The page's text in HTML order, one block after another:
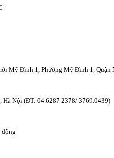
Mỹ Đình 1, Phường Mỹ Đình 1,
Hà Nội (ĐT: 04.6287 2378/ 3769.0439)
động